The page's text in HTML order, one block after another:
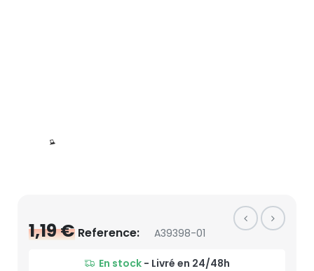
1,19 € Reference: A39398-01
En stock - Livré en 24/48h